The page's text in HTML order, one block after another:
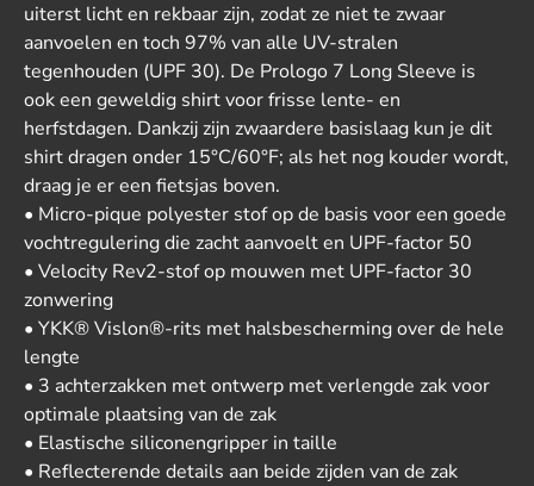
uiterst licht en rekbaar zijn, zodat ze niet te zwaar
aanvoelen en toch 97% van alle UV-stralen
tegenhouden (UPF 30). De Prologo 7 Long Sleeve is
ook een geweldig shirt voor frisse lente- en
herfstdagen. Dankzij zijn zwaardere basislaag kun je dit
shirt dragen onder 15°C/60°F; als het nog kouder wordt,
draag je er een fietsjas boven.
• Micro-pique polyester stof op de basis voor een goede
vochtregulering die zacht aanvoelt en UPF-factor 50
• Velocity Rev2-stof op mouwen met UPF-factor 30
zonwering
• YKK® Vislon®-rits met halsbescherming over de hele
lengte
• 3 achterzakken met ontwerp met verlengde zak voor
optimale plaatsing van de zak
• Elastische siliconengripper in taille
• Reflecterende details aan beide zijden van de zak